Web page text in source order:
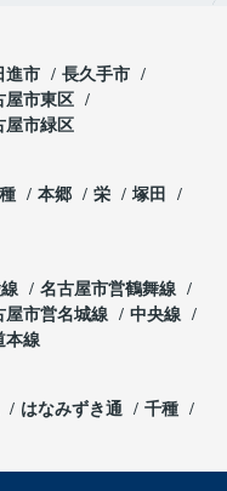
進市
長久手市
屋市東区
屋市緑区
本郷 栄
塚田
名古屋市営鶴舞線
屋市営名城線
中央線
本線
はなみずき通
千種